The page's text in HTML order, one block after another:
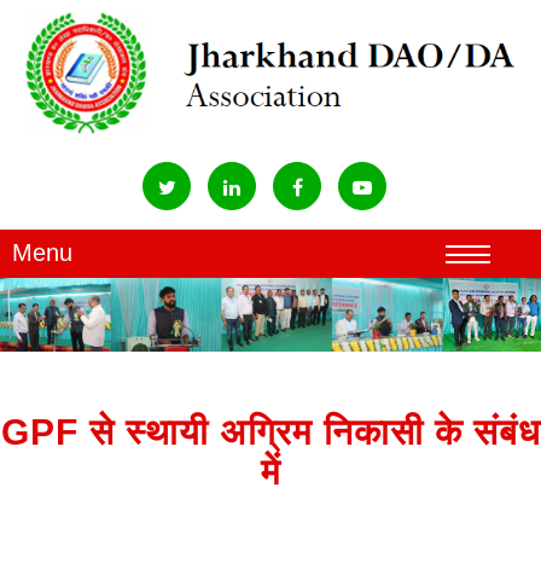
GPF से स्थायी अग्रिम निकासी के संबंध
में